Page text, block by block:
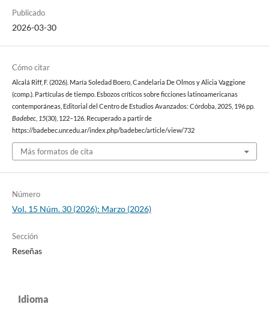
Publicado
2026-03-30
Cómo citar
Alcalá Riff, F. (2026). María Soledad Boero, Candelaria De Olmos y Alicia Vaggione
(comp.). Partículas de tiempo. Esbozos críticos sobre ficciones latinoamericanas
contemporáneas, Editorial del Centro de Estudios Avanzados: Córdoba, 2025, 196 pp.
Badebec, 15(30), 122–126. Recuperado a partir de
https://badebec.unr.edu.ar/index.php/badebec/article/view/732
Más formatos de cita
Número
Vol. 15 Núm. 30 (2026): Marzo (2026)
Sección
Reseñas
Idioma